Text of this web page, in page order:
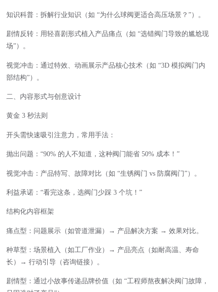
知识科普：拆解行业知识（如 “为什么球阀更适合高压场景？”）。
剧情反转：用轻喜剧形式植入产品痛点（如 “选错阀门导致的尴尬现
场”）。
视觉冲击：通过特效、动画展示产品核心技术（如 “3D 模拟阀门内
部结构”）。
二、内容形式与创意设计
黄金 3 秒法则
开头需快速吸引注意力，常用手法：
抛出问题：“90% 的人不知道，这种阀门能省 50% 成本！”
视觉冲击：产品特写、故障对比（如 “生锈阀门 vs 防腐阀门”）。
利益承诺：“看完这条，选阀门少踩 3 个坑！”
结构化内容框架
痛点型：问题展示（如管道泄漏）→ 产品解决方案 → 效果对比。
种草型：场景植入（如工厂作业）→ 产品亮点（如耐高温、寿命
长）→ 行动引导（咨询链接）。
剧情型：通过小故事传递品牌价值（如 “工程师熬夜解决阀门故障，